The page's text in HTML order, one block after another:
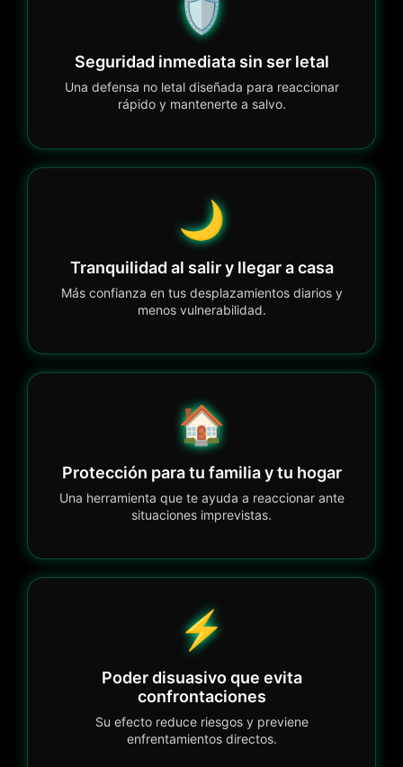
🛡️
Seguridad inmediata sin ser letal
Una defensa no letal diseñada para reaccionar
rápido y mantenerte a salvo.
🌙
Tranquilidad al salir y llegar a casa
Más confianza en tus desplazamientos diarios y
menos vulnerabilidad.
🏠
Protección para tu familia y tu hogar
Una herramienta que te ayuda a reaccionar ante
situaciones imprevistas.
⚡
Poder disuasivo que evita
confrontaciones
Su efecto reduce riesgos y previene
enfrentamientos directos.